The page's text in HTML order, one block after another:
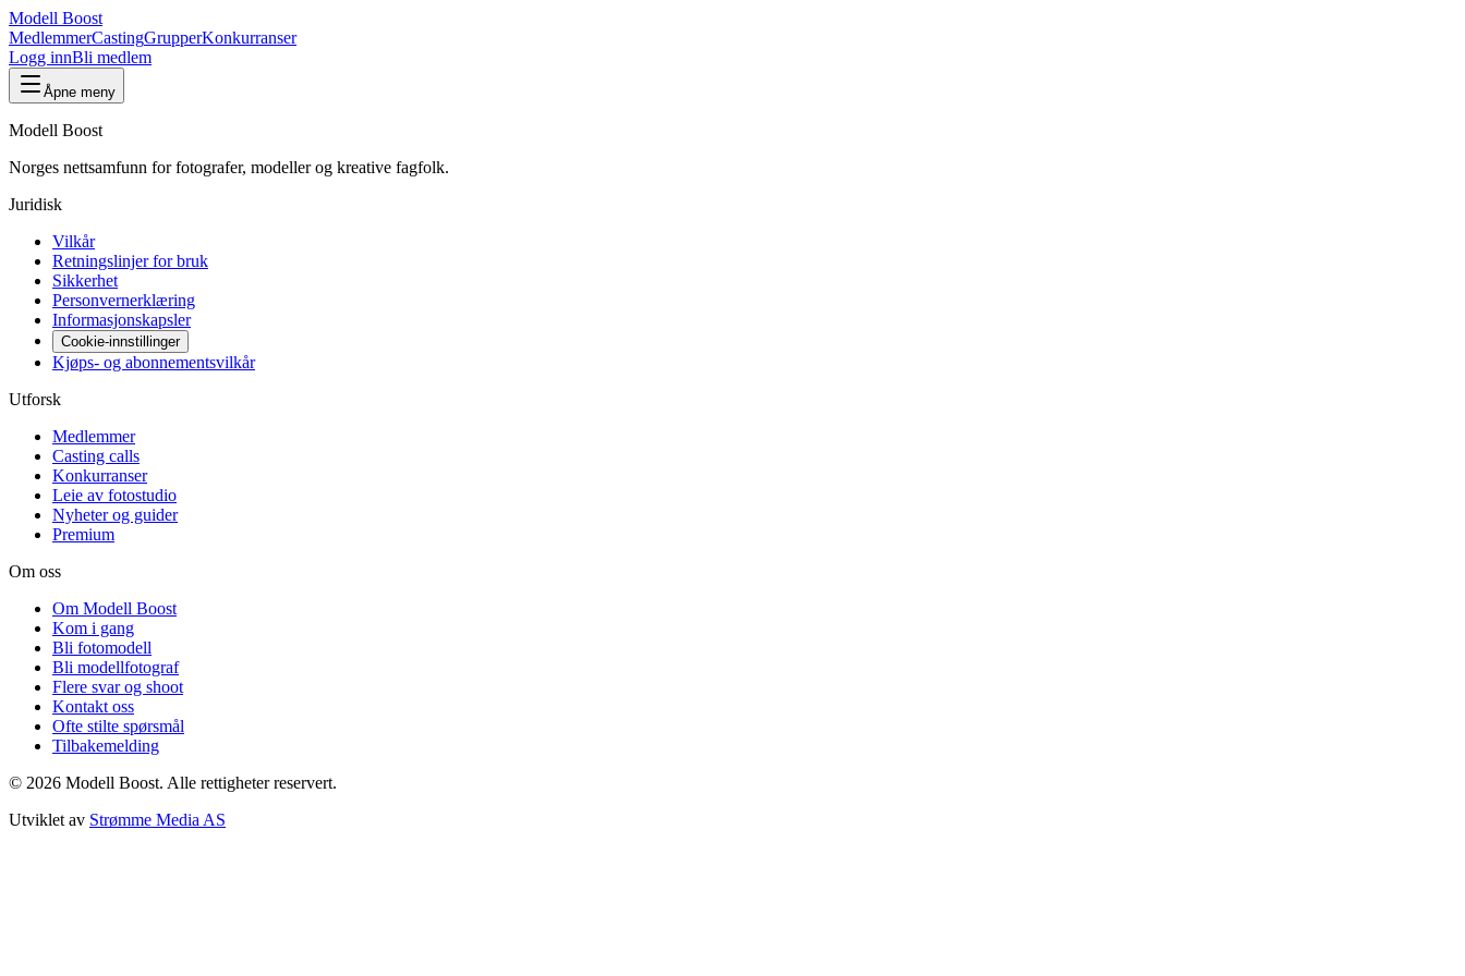
Modell Boost
MedlemmerCastingGrupperKonkurranser
Logg innBli medlem
Åpne meny
Modell Boost
Norges nettsamfunn for fotografer, modeller og kreative fagfolk.
Juridisk
Vilkår
Retningslinjer for bruk
Sikkerhet
Personvernerklæring
Informasjonskapsler
Cookie-innstillinger
Kjøps- og abonnementsvilkår
Utforsk
Medlemmer
Casting calls
Konkurranser
Leie av fotostudio
Nyheter og guider
Premium
Om oss
Om Modell Boost
Kom i gang
Bli fotomodell
Bli modellfotograf
Flere svar og shoot
Kontakt oss
Ofte stilte spørsmål
Tilbakemelding
© 2026 Modell Boost. Alle rettigheter reservert.
Utviklet av Strømme Media AS